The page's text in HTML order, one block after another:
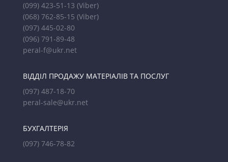
(099) 423-51-13 (Viber)
(068) 762-85-15 (Viber)
(097) 445-02-80
(096) 791-89-48
peral-f@ukr.net
ВІДДІЛ ПРОДАЖУ МАТЕРІАЛІВ ТА ПОСЛУГ
(097) 487-18-70
peral-sale@ukr.net
БУХГАЛТЕРІЯ
(097) 746-78-82